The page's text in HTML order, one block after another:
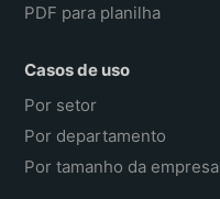
PDF para planilha
Casos de uso
Por setor
Por departamento
Por tamanho da empresa